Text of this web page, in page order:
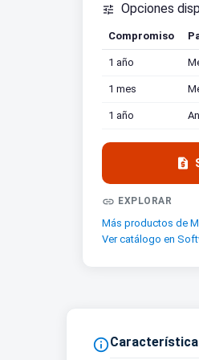
 Opciones
Compromiso
1 año
1 mes
1 año

 EXPLORAR
Más productos de
Ver catálogo en
